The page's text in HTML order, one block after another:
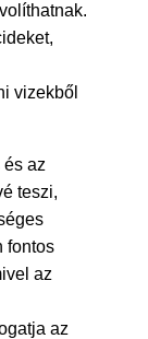
vizekből
és az
teszi,
fontos
az
az